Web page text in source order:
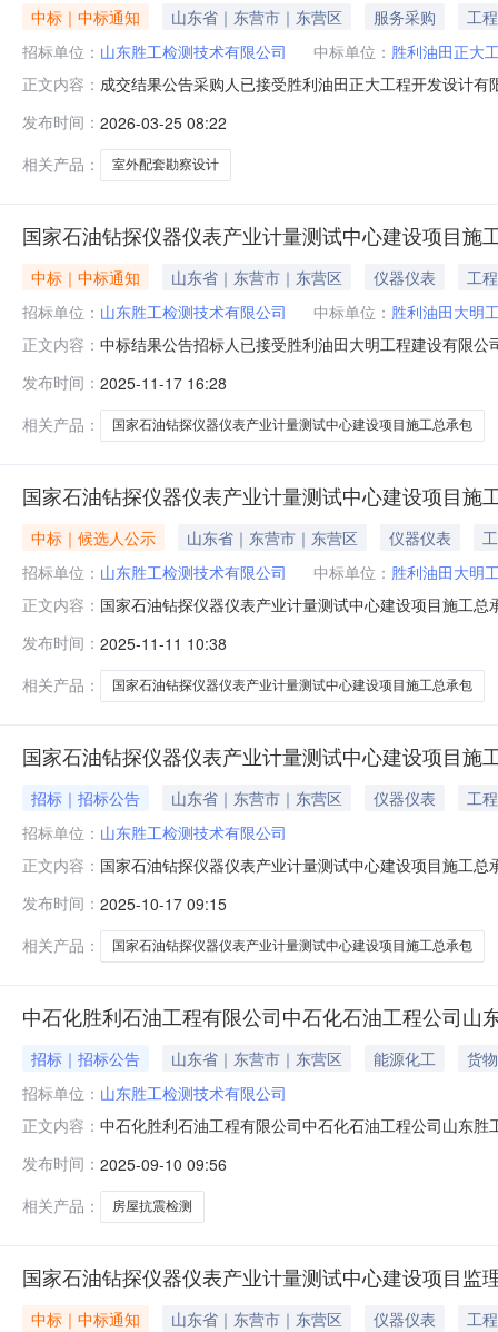
中标｜中标通知 山东省｜东营市｜东营区 服务采购
工程
招标单位： 山东胜工检测技术有限公司 中标单位： 胜利油田正大
正文内容： 成交结果公告采购人已接受胜利油田正大工程开发设计
发布时间： 2026-03-25 08:22
相关产品：
室外配套勘察设计
国家石油钻探仪器仪表产业计量测试中心建设项目施
中标｜中标通知 山东省｜东营市｜东营区 仪器仪表
工程
招标单位： 山东胜工检测技术有限公司 中标单位： 胜利油田大明
正文内容： 中标结果公告招标人已接受胜利油田大明工程建设有限
发布时间： 2025-11-17 16:28
相关产品：
国家石油钻探仪器仪表产业计量测试中心建设项目施工总承包
国家石油钻探仪器仪表产业计量测试中心建设项目施
中标｜候选人公示 山东省｜东营市｜东营区 仪器仪表
招标单位： 山东胜工检测技术有限公司 中标单位： 胜利油田大明
正文内容： 国家石油钻探仪器仪表产业计量测试中心建设项目施工
胜利油田大明工程建设有限公司中石化胜利建设工程有
业证书/证书名
发布时间： 2025-11-11 10:38
相关产品：
国家石油钻探仪器仪表产业计量测试中心建设项目施工总承包
国家石油钻探仪器仪表产业计量测试中心建设项目施
招标｜招标公告 山东省｜东营市｜东营区 仪器仪表
工程
招标单位： 山东胜工检测技术有限公司
正文内容： 国家石油钻探仪器仪表产业计量测试中心建设项目施工
自筹)，项目出资比例为100%，招标人为山东胜工检测
发布时间： 2025-10-17 09:15
相关产品：
国家石油钻探仪器仪表产业计量测试中心建设项目施工总承包
中石化胜利石油工程有限公司中石化石油工程公司
招标｜招标公告 山东省｜东营市｜东营区 能源化工
货物
招标单位： 山东胜工检测技术有限公司
正文内容： 中石化胜利石油工程有限公司中石化石油工程公司山东
数字证书加密制作投标文件并投标。一、招标条件本中
发布时间： 2025-09-10 09:56
相关产品：
房屋抗震检测
国家石油钻探仪器仪表产业计量测试中心建设项目监
中标｜中标通知 山东省｜东营市｜东营区 仪器仪表
工程